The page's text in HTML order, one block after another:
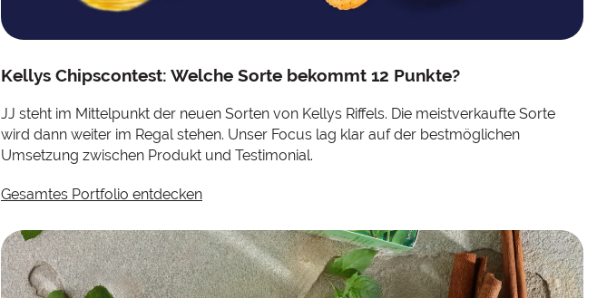
Kellys Chipscontest: Welche Sorte bekommt 12 Punkte?
JJ steht im Mittelpunkt der neuen Sorten von Kellys Riffels. Die meistverkaufte Sorte
wird dann weiter im Regal stehen. Unser Focus lag klar auf der bestmöglichen
Umsetzung zwischen Produkt und Testimonial.
Gesamtes Portfolio entdecken